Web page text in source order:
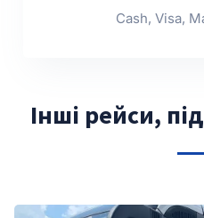
Cash, Visa,
Інші рейси,